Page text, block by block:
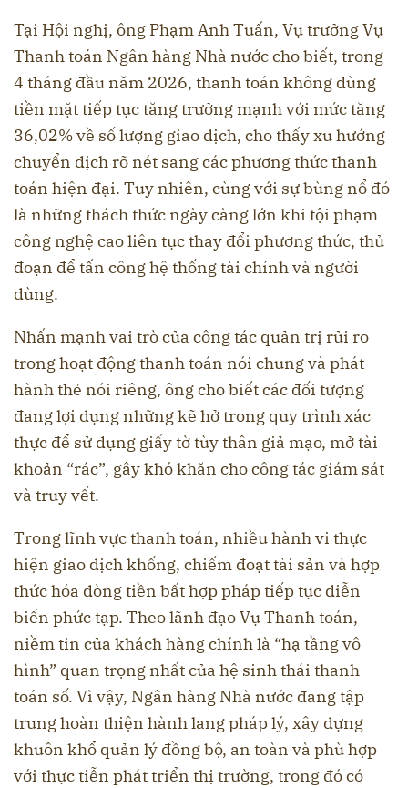
Tại Hội nghị, ông Phạm Anh Tuấn, Vụ trưởng Vụ
Thanh toán Ngân hàng Nhà nước cho biết, trong
4 tháng đầu năm 2026, thanh toán không dùng
tiền mặt tiếp tục tăng trưởng mạnh với mức tăng
36,02% về số lượng giao dịch, cho thấy xu hướng
chuyển dịch rõ nét sang các phương thức thanh
toán hiện đại. Tuy nhiên, cùng với sự bùng nổ đó
là những thách thức ngày càng lớn khi tội phạm
công nghệ cao liên tục thay đổi phương thức, thủ
đoạn để tấn công hệ thống tài chính và người
dùng.
Nhấn mạnh vai trò của công tác quản trị rủi ro
trong hoạt động thanh toán nói chung và phát
hành thẻ nói riêng, ông cho biết các đối tượng
đang lợi dụng những kẽ hở trong quy trình xác
thực để sử dụng giấy tờ tùy thân giả mạo, mở tài
khoản “rác”, gây khó khăn cho công tác giám sát
và truy vết.
Trong lĩnh vực thanh toán, nhiều hành vi thực
hiện giao dịch khống, chiếm đoạt tài sản và hợp
thức hóa dòng tiền bất hợp pháp tiếp tục diễn
biến phức tạp. Theo lãnh đạo Vụ Thanh toán,
niềm tin của khách hàng chính là “hạ tầng vô
hình” quan trọng nhất của hệ sinh thái thanh
toán số. Vì vậy, Ngân hàng Nhà nước đang tập
trung hoàn thiện hành lang pháp lý, xây dựng
khuôn khổ quản lý đồng bộ, an toàn và phù hợp
với thực tiễn phát triển thị trường, trong đó có